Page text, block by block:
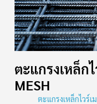
ตะแกรงเหล็ก
MESH
ตะแกรงเหล็กไวร์เ